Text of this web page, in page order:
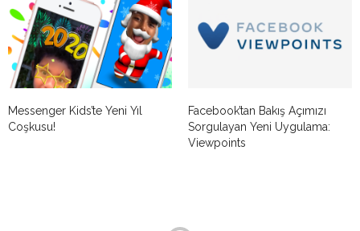
Messenger Kids’te Yeni Yıl
Coşkusu!
Facebook’tan Bakış Açımızı
Sorgulayan Yeni Uygulama:
Viewpoints